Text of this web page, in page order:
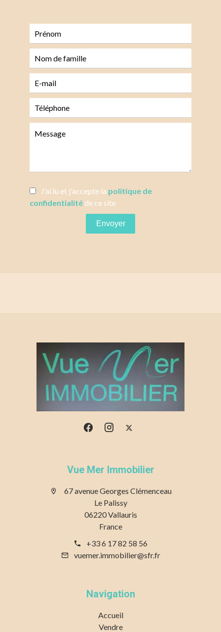
J’ai lu et j'accepte la politique de
confidentialité de ce site
Envoyer
Vue Mer Immobilier
67 avenue Georges Clémenceau
Le Palissy
06220 Vallauris
France
+33 6 17 82 58 56
vuemer.immobilier@sfr.fr
Navigation
Accueil
Vendre